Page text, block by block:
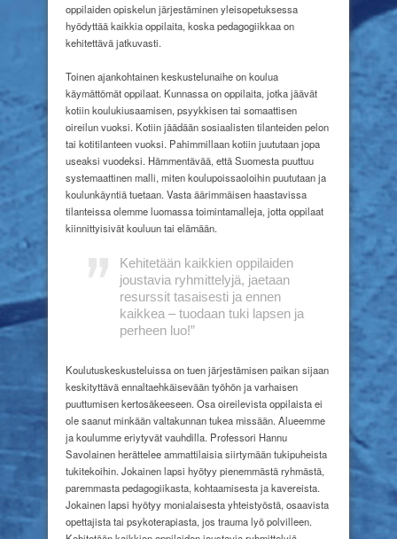
oppilaiden opiskelun järjestäminen yleisopetuksessa
hyödyttää kaikkia oppilaita, koska pedagogiikkaa on
kehitettävä jatkuvasti.
Toinen ajankohtainen keskustelunaihe on koulua
käymättömät oppilaat. Kunnassa on oppilaita, jotka jäävät
kotiin koulukiusaamisen, psyykkisen tai somaattisen
oireilun vuoksi. Kotiin jäädään sosiaalisten tilanteiden pelon
tai kotitilanteen vuoksi. Pahimmillaan kotiin juututaan jopa
useaksi vuodeksi. Hämmentävää, että Suomesta puuttuu
systemaattinen malli, miten koulupoissaoloihin puututaan ja
koulunkäyntiä tuetaan. Vasta äärimmäisen haastavissa
tilanteissa olemme luomassa toimintamalleja, jotta oppilaat
kiinnittyisivät kouluun tai elämään.
Kehitetään kaikkien oppilaiden
joustavia ryhmittelyjä, jaetaan
resurssit tasaisesti ja ennen
kaikkea – tuodaan tuki lapsen ja
perheen luo!”
Koulutuskeskusteluissa on tuen järjestämisen paikan sijaan
keskityttävä ennaltaehkäisevään työhön ja varhaisen
puuttumisen kertosäkeeseen. Osa oireilevista oppilaista ei
ole saanut minkään valtakunnan tukea missään. Alueemme
ja koulumme eriytyvät vauhdilla. Professori Hannu
Savolainen herättelee ammattilaisia siirtymään tukipuheista
tukitekoihin. Jokainen lapsi hyötyy pienemmästä ryhmästä,
paremmasta pedagogiikasta, kohtaamisesta ja kavereista.
Jokainen lapsi hyötyy monialaisesta yhteistyöstä, osaavista
opettajista tai psykoterapiasta, jos trauma lyö polvilleen.